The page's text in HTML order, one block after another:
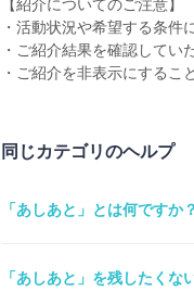
【紹介についてのご注意】
・活動状況や希望する条件
・ご紹介結果を確認してい
・ご紹介を非表示にするこ
同じカテゴリのヘルプ
「あしあと」とは何ですか？
「あしあと」を残したくな